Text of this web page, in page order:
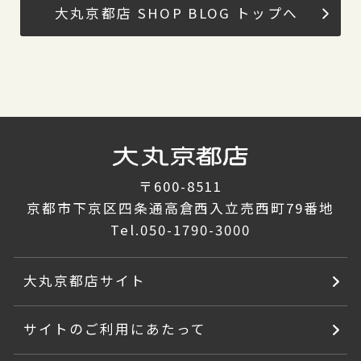
大丸京都店 SHOP BLOG トップへ
〒600-8511
京都市下京区四条通高倉西入立売西町79番地
Tel.050-1790-3000
大丸京都店サイト
サイトのご利用にあたって